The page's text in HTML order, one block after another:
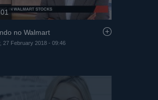
no Walmart
27 February 2018 - 09:46